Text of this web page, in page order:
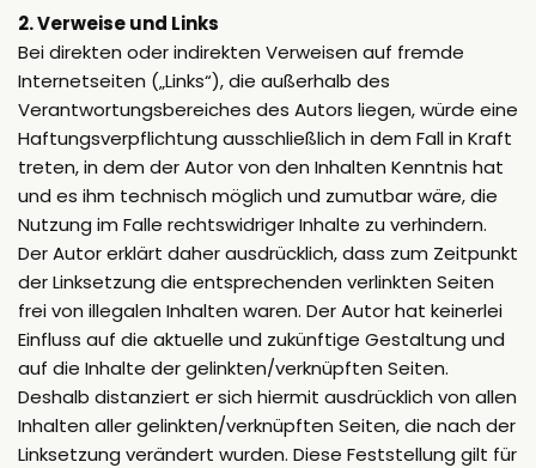
2. Verweise und Links
Bei direkten oder indirekten Verweisen auf fremde
Internetseiten („Links“), die außerhalb des
Verantwortungsbereiches des Autors liegen, würde eine
Haftungsverpflichtung ausschließlich in dem Fall in Kraft
treten, in dem der Autor von den Inhalten Kenntnis hat
und es ihm technisch möglich und zumutbar wäre, die
Nutzung im Falle rechtswidriger Inhalte zu verhindern.
Der Autor erklärt daher ausdrücklich, dass zum Zeitpunkt
der Linksetzung die entsprechenden verlinkten Seiten
frei von illegalen Inhalten waren. Der Autor hat keinerlei
Einfluss auf die aktuelle und zukünftige Gestaltung und
auf die Inhalte der gelinkten/verknüpften Seiten.
Deshalb distanziert er sich hiermit ausdrücklich von allen
Inhalten aller gelinkten/verknüpften Seiten, die nach der
Linksetzung verändert wurden. Diese Feststellung gilt für